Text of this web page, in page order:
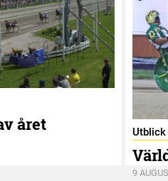
året Utblick
9